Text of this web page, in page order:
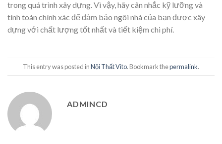
trong quá trình xây dựng. Vì vậy, hãy cân nhắc kỹ lưỡng và
tính toán chính xác để đảm bảo ngôi nhà của bạn được xây
dựng với chất lượng tốt nhất và tiết kiệm chi phí.
This entry was posted inNội Thất Vito. Bookmark thepermalink.
ADMINCD